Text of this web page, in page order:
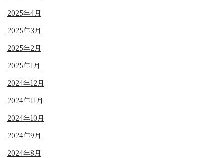
2025年4月
2025年3月
2025年2月
2025年1月
2024年12月
2024年11月
2024年10月
2024年9月
2024年8月